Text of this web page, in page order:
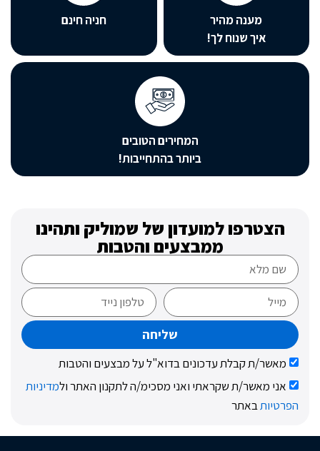
מענה מהיר
איך שנוח לך!
המחירים הטובים
ביותר בהתחייבות!
למועדון של שמוליק ותהינו
ממבצעים והטבות
ת קבלת עדכונים בדוא"ל על מבצעים והטבות
מאשר/ת שקראתי ואני מסכימ/ה לתקנון האתר ולמדיניות
באתר